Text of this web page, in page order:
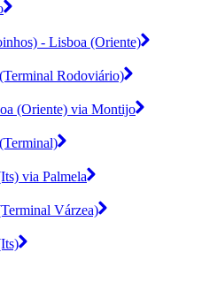
- Lisboa (Oriente)
Rodoviário)
(Oriente) via Montijo
via Palmela
Várzea)